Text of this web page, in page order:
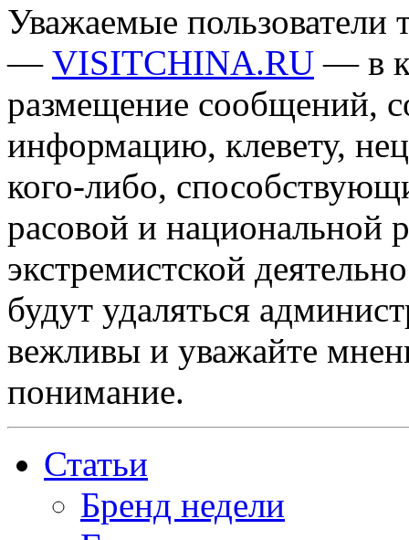
Уважаемые пользователи
— VISITCHINA.RU — в
размещение сообщений,
информацию, клевету,
кого-либо,
расовой и национальной
экстремистской
будут удаляться
вежливы и уважайте
понимание.
Статьи
Бренд недели